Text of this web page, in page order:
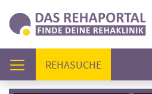
REHASUCHE(AKTUELL)